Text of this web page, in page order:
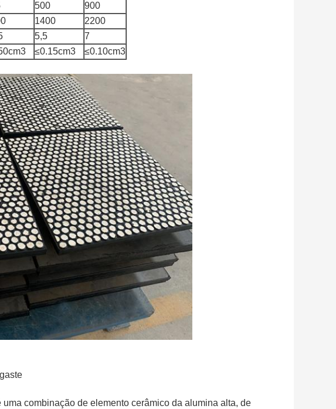
500
900
1400
2200
5,5
7
≤0.15cm3 ≤0.10cm3
combinação de elemento cerâmico da alumina alta, de